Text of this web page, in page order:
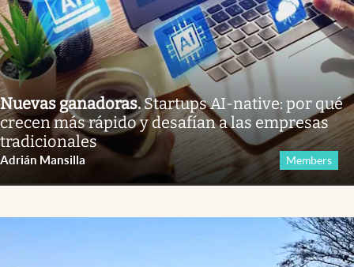
Nuevas ganadoras.Startups AI-native: por qué
crecen más rápido y desafían a las empresas
tradicionales
Adrián Mansilla Members